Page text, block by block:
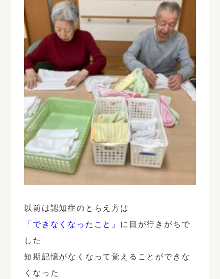
以前は認知症のとらえ方は
「できなくなったこと」 に目が行きがちで
した
短期記憶がなくなって覚えることができな
くなった